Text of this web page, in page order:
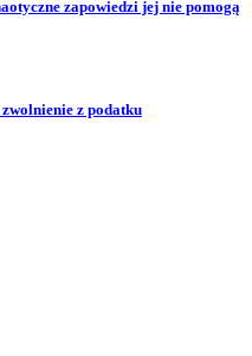
zapowiedzi jej nie pomogą
z podatku